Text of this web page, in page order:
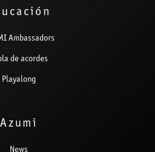
Ambassadors
de acordes
Playalong
Azumi
News